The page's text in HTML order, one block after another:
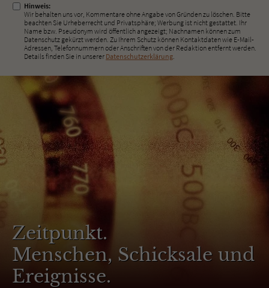
Hinweis:
Wir behalten uns vor, Kommentare ohne Angabe von Gründen zu löschen. Bitte
beachten Sie Urheberrecht und Privatsphäre; Werbung ist nicht gestattet. Ihr
Name bzw. Pseudonym wird öffentlich angezeigt; Nachnamen können zum
Datenschutz gekürzt werden. Zu Ihrem Schutz können Kontaktdaten wie E-Mail-
Adressen, Telefonnummern oder Anschriften von der Redaktion entfernt werden.
Details finden Sie in unserer Datenschutzerklärung
Zeitpunkt.
Menschen, Schicksale und
Ereignisse.